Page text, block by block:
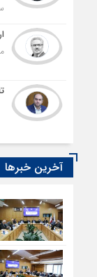
آخرین خبرها